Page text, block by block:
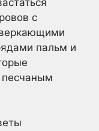
с
пальм и